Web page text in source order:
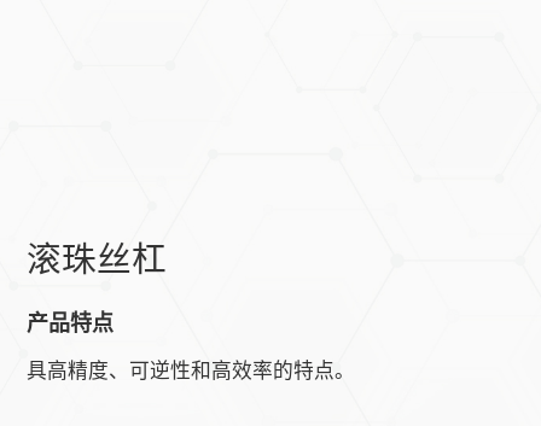
滚珠丝杠
产品特点
具高精度、可逆性和高效率的特点。